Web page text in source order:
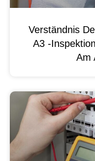
Verständnis
A3 -
Am